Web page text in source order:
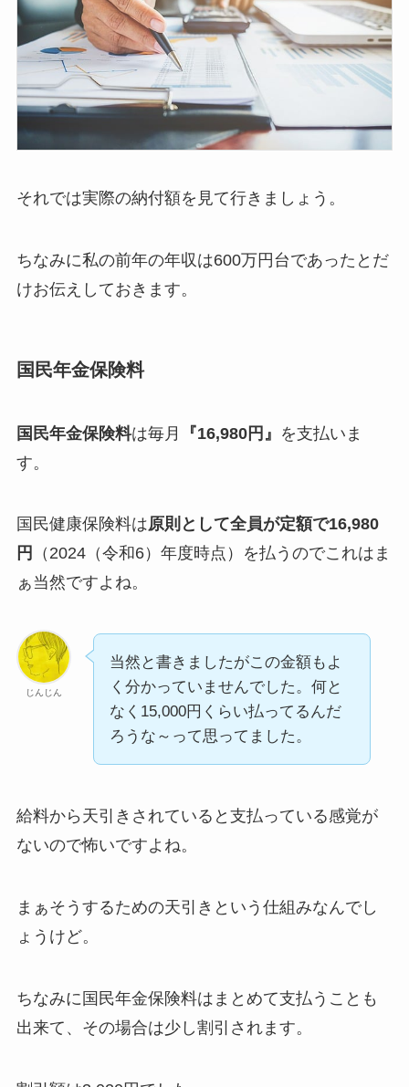
それでは実際の納付額を見て行きましょう。
ちなみに私の前年の年収は600万円台であったとだ
けお伝えしておきます。
国民年金保険料
国民年金保険料は毎月 『16,980円』 を支払いま
す。
国民健康保険料は原則として全員が定額で16,980
円
（2024（令和6）年度時点）を払うのでこれはま
ぁ当然ですよね。
じんじん
当然と書きましたがこの金額もよ
く分かっていませんでした。何と
なく15,000円くらい払ってるんだ
ろうな～って思ってました。
給料から天引きされていると支払っている感覚が
ないので怖いですよね。
まぁそうするための天引きという仕組みなんでし
ょうけど。
ちなみに国民年金保険料はまとめて支払うことも
出来て、その場合は少し割引されます。